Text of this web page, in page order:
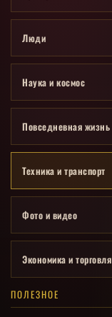
Люди
Наука и космос
Повседневная жизнь
Техника и транспорт
Фото и видео
Экономика и торговля
ПОЛЕЗНОЕ